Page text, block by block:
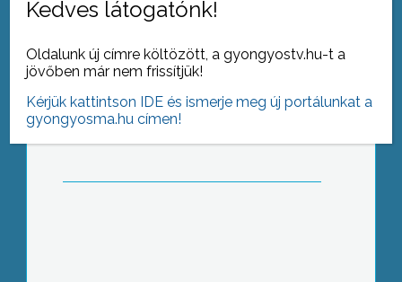
Vizsgálat az abasári idősotthonban
Kedves látogatónk!
Oldalunk új címre költözött, a gyongyostv.hu-t a
jövőben már nem frissítjük!
Kérjük kattintson IDE és ismerje meg új portálunkat a
gyongyosma.hu címen!